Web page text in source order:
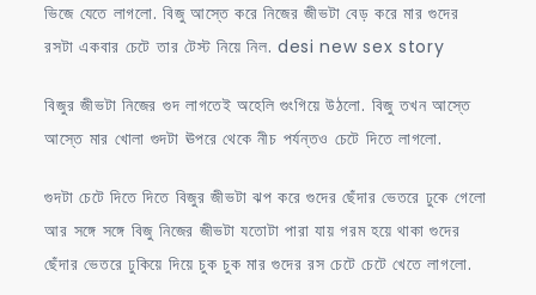
ভিজে যেতে লাগলো. বিজু আস্তে করে নিজের জীভটা বেড় করে মার গুদের
রসটা একবার চেটে তার টেস্ট নিয়ে নিল. desi new sex story
বিজুর জীভটা নিজের গুদ লাগতেই অহেলি গুংগিয়ে উঠলো. বিজু তখন আস্তে
আস্তে মার খোলা গুদটা ঊপরে থেকে নীচ পর্যন্তও চেটে দিতে লাগলো.
গুদটা চেটে দিতে দিতে বিজুর জীভটা ঝপ করে গুদের ছেঁদার ভেতরে ঢুকে গেলো
আর সঙ্গে সঙ্গে বিজু নিজের জীভটা যতোটা পারা যায় গরম হয়ে থাকা গুদের
ছেঁদার ভেতরে ঢুকিয়ে দিয়ে চুক চুক মার গুদের রস চেটে চেটে খেতে লাগলো.